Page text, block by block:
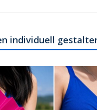
individuell